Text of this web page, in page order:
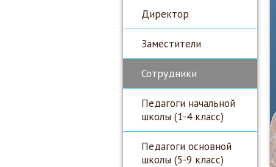
Директор
Заместители
Сотрудники
Педагоги начальной
школы (1-4 класс)
Педагоги основной
школы (5-9 класс)